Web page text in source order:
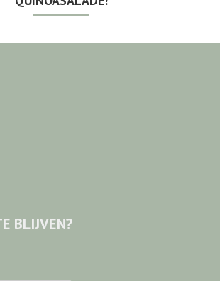
BLIJVEN?